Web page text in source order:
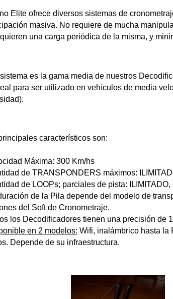
Elite ofrece diversos sistemas de
masiva. No requiere de mucha
una carga periódica de la misma, y
es la gama media de nuestros
para ser utilizado en vehículos de media
característicos son:
Máxima: 300 Km/hs
de TRANSPONDERS máximos:
de LOOPs; parciales de pista: ILIMITADO,
de la Pila depende del modelo de
del Soft de Cronometraje.
los Decodificadores tienen una precisión de
en 2 modelos: Wifi, inalámbrico hasta la
Depende de su infraestructura.